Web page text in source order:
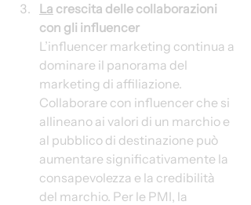
La crescita delle collaborazioni
con gli influencer
L’influencer marketing continua a
dominare il panorama del
marketing di affiliazione.
Collaborare con influencer che si
allineano ai valori di un marchio e
al pubblico di destinazione può
aumentare significativamente la
consapevolezza e la credibilità
del marchio. Per le PMI, la